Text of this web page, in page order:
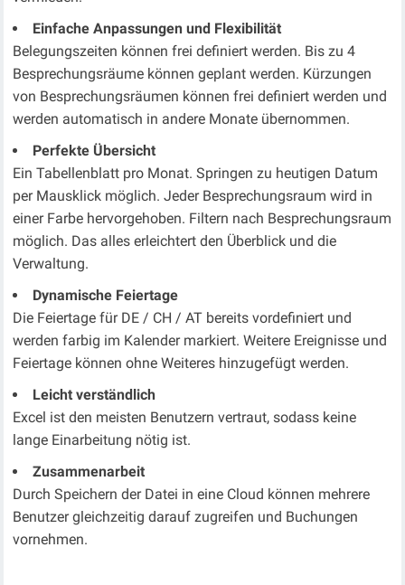
Einfache Anpassungen und Flexibilität
Belegungszeiten können frei definiert werden. Bis zu 4
Besprechungsräume können geplant werden. Kürzungen
von Besprechungsräumen können frei definiert werden und
werden automatisch in andere Monate übernommen.
Perfekte Übersicht
Ein Tabellenblatt pro Monat. Springen zu heutigen Datum
per Mausklick möglich. Jeder Besprechungsraum wird in
einer Farbe hervorgehoben. Filtern nach Besprechungsraum
möglich. Das alles erleichtert den Überblick und die
Verwaltung.
Dynamische Feiertage
Die Feiertage für DE / CH / AT bereits vordefiniert und
werden farbig im Kalender markiert. Weitere Ereignisse und
Feiertage können ohne Weiteres hinzugefügt werden.
Leicht verständlich
Excel ist den meisten Benutzern vertraut, sodass keine
lange Einarbeitung nötig ist.
Zusammenarbeit
Durch Speichern der Datei in eine Cloud können mehrere
Benutzer gleichzeitig darauf zugreifen und Buchungen
vornehmen.